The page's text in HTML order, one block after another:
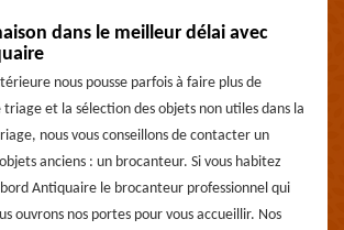
dans le meilleur délai avec
nous pousse parfois à faire plus de
et la sélection des objets non utiles dans la
nous vous conseillons de contacter un
anciens : un brocanteur. Si vous habitez
Antiquaire le brocanteur professionnel qui
ouvrons nos portes pour vous accueillir. Nos